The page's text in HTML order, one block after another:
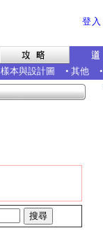
登入
樣本與設計圖 • 其他 •